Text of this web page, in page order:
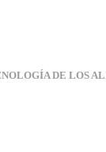
DE LOS